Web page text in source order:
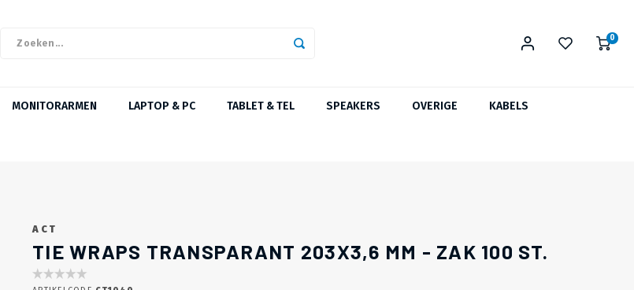
0
MONITORARMEN LAPTOP & PC TABLET & TEL SPEAKERS OVERIGE KABELS
ACT
TIE WRAPS TRANSPARANT 203X3,6 MM - ZAK 100 ST.